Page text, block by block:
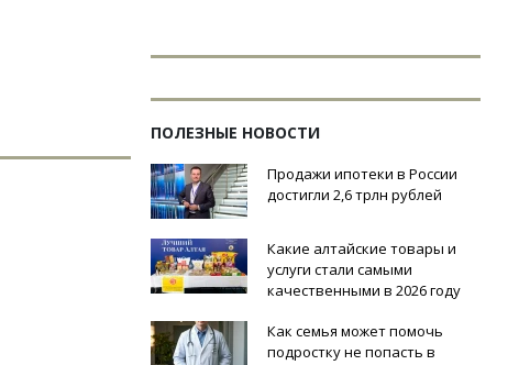
ПОЛЕЗНЫЕ НОВОСТИ
Продажи ипотеки в России
достигли 2,6 трлн рублей
Какие алтайские товары и
услуги стали самыми
качественными в 2026 году
Как семья может помочь
подростку не попасть в